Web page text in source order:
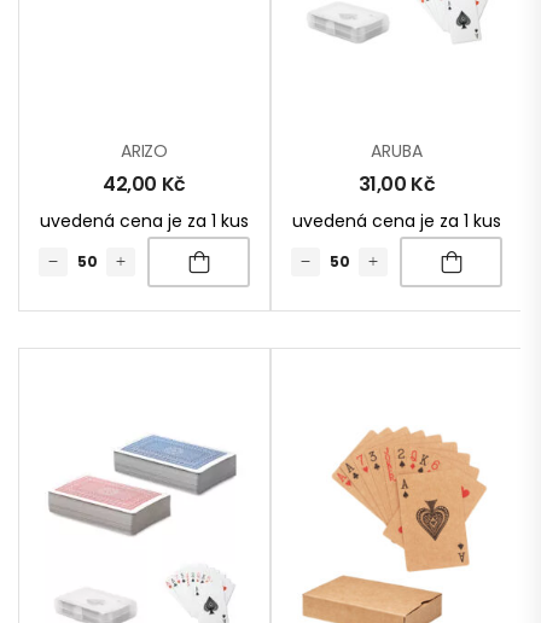
ARIZO
42,00 Kč
uvedená cena je za 1 kus
ARUBA
31,00 Kč
uvedená cena je za 1 kus